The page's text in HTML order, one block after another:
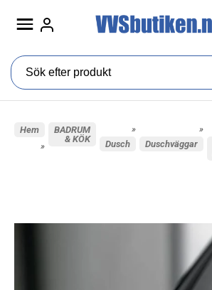
Hem
»
BADRUM
& KÖK
»
Dusch
»
Duschväggar